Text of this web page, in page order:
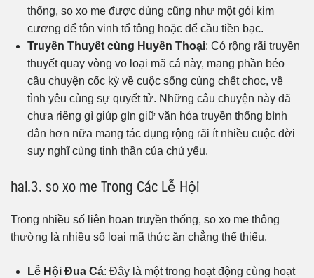
thống, so xo me được dùng cũng như một gói kim
cương để tôn vinh tổ tông hoặc để cầu tiền bạc.
Truyền Thuyết cùng Huyền Thoại: Có rộng rãi truyền
thuyết quay vòng vo loại mã cá này, mang phần béo
câu chuyện cốc kỳ về cuộc sống cùng chết choc, về
tình yêu cùng sự quyết tử. Những câu chuyện này đã
chưa riêng gì giúp gìn giữ văn hóa truyền thống bình
dân hơn nữa mang tác dụng rộng rãi ít nhiều cuộc đời
suy nghĩ cùng tinh thần của chủ yếu.
hai.3. so xo me Trong Các Lễ Hội
Trong nhiều số liên hoan truyền thống, so xo me thông
thường là nhiều số loại mã thức ăn chẳng thể thiếu.
Lễ Hội Đua Cá: Đây là một trong hoạt động cùng hoạt